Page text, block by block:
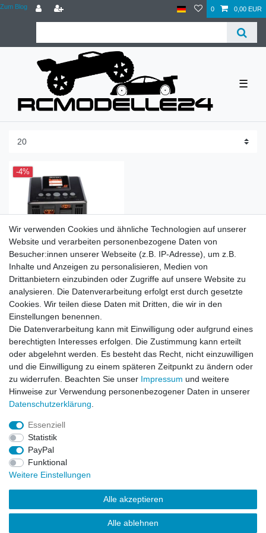
Zum Blog 0 0,00 EUR
☰
-4%
Smart Powerstage 6S
Surface 2x G2 LiPo
5000mAh 3S 50C IC5 + S250
Lader EU
UVP 279,99 €
269,99 € *
Artikel anzeigen
* inkl. ges. MwSt.zzgl.
Versandkosten
Widerrufs­recht
Wir verwenden Cookies und ähnliche Technologien auf unserer
Website und verarbeiten personenbezogene Daten von
Besucher:innen unserer Webseite (z.B. IP-Adresse), um z.B.
Inhalte und Anzeigen zu personalisieren, Medien von
Drittanbietern einzubinden oder Zugriffe auf unsere Website zu
analysieren. Die Datenverarbeitung erfolgt erst durch gesetzte
Cookies. Wir teilen diese Daten mit Dritten, die wir in den
Einstellungen benennen.
Die Datenverarbeitung kann mit Einwilligung oder aufgrund eines
berechtigten Interesses erfolgen. Die Zustimmung kann erteilt
oder abgelehnt werden. Es besteht das Recht, nicht einzuwilligen
und die Einwilligung zu einem späteren Zeitpunkt zu ändern oder
zu widerrufen. Beachten Sie unser Impressum und weitere
Hinweise zur Verwendung personenbezogener Daten in unserer
Daten­schutz­erklärung
Essenziell
Statistik
PayPal
Funktional
Weitere Einstellungen
Alle akzeptieren
Alle ablehnen